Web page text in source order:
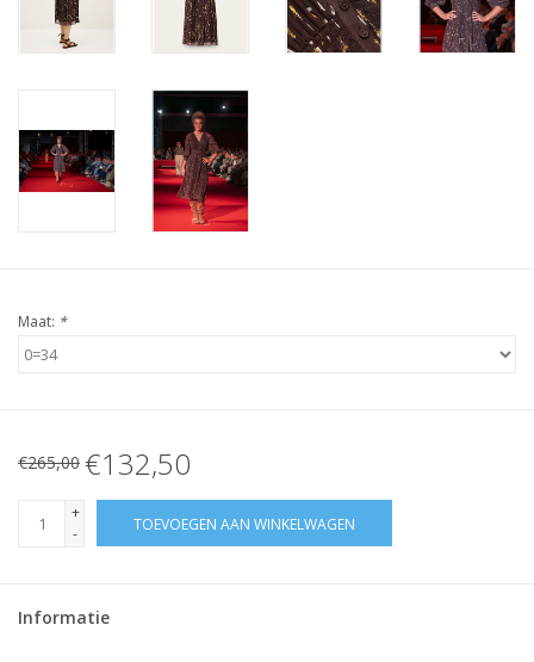
Maat: *
€265,00 €132,50
+
-
TOEVOEGEN AAN WINKELWAGEN
Informatie